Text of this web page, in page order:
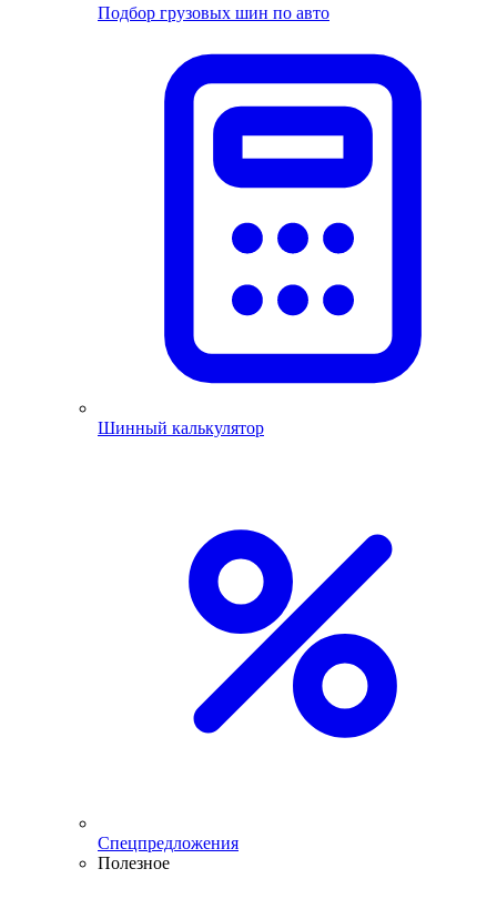
Подбор грузовых шин по авто
Шинный калькулятор
Спецпредложения
Полезное